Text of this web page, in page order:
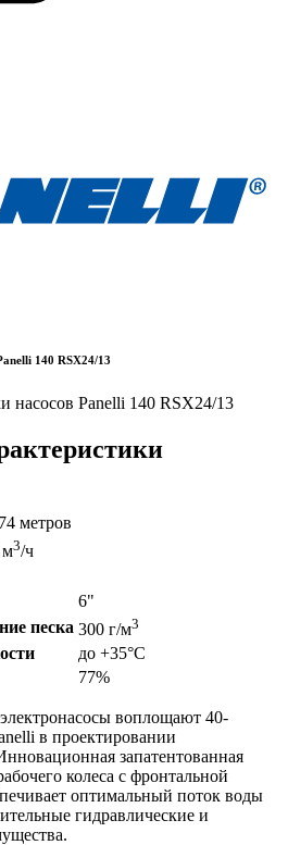
140 RSX24/13
метров
м3/ч
6"
песка 300 г/м3
до +35°C
77%
воплощают 40-
в проектировании
запатентованная
колеса с фронтальной
оптимальный поток воды
гидравлические и